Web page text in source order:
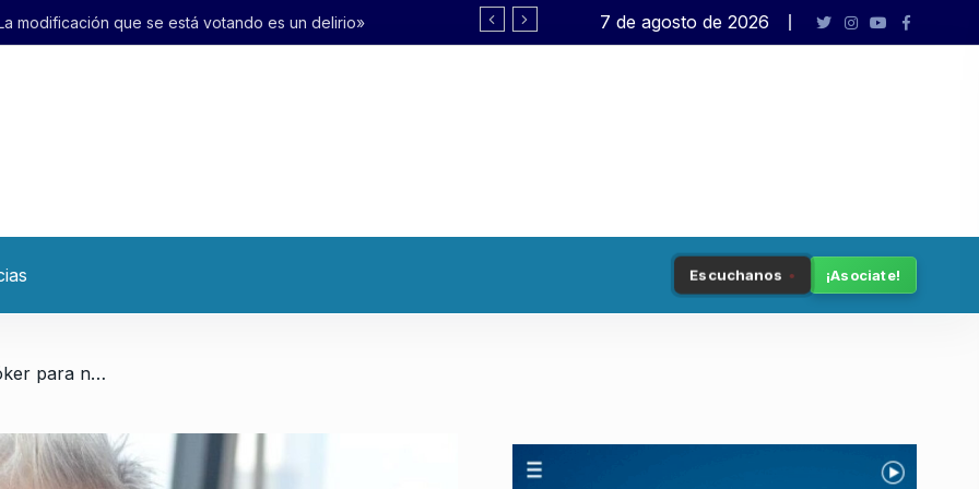
es un delirio» Pagano: «El presidente no está en sus
7 de agosto de 2026
Escuchanos ¡Asociate!
/ «Hay que tener cara de póker para no expresarse sobre los dichos de Milei»